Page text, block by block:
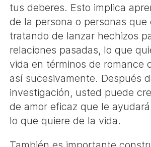
tus deberes. Esto implica
de la persona o personas que
tratando de lanzar hechizos
relaciones pasadas, lo que
vida en términos de romance
así sucesivamente. Después
investigación, usted puede
de amor eficaz que le
lo que quiere de la vida.